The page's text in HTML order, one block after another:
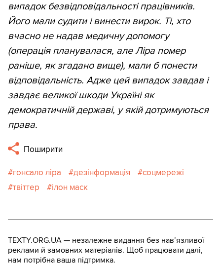
випадок безвідповідальності працівників.
Його мали судити і винести вирок. Ті, хто
вчасно не надав медичну допомогу
(операція планувалася, але Ліра помер
раніше, як згадано вище), мали б понести
відповідальність. Адже цей випадок завдав і
завдає великої шкоди Україні як
демократичній державі, у якій дотримуються
права.
Поширити
гонсало ліра дезінформація
соцмережі
твіттер
ілон маск
TEXTY.ORG.UA — незалежне видання без навʼязливої
реклами й замовних матеріалів. Щоб працювати далі,
нам потрібна ваша підтримка.